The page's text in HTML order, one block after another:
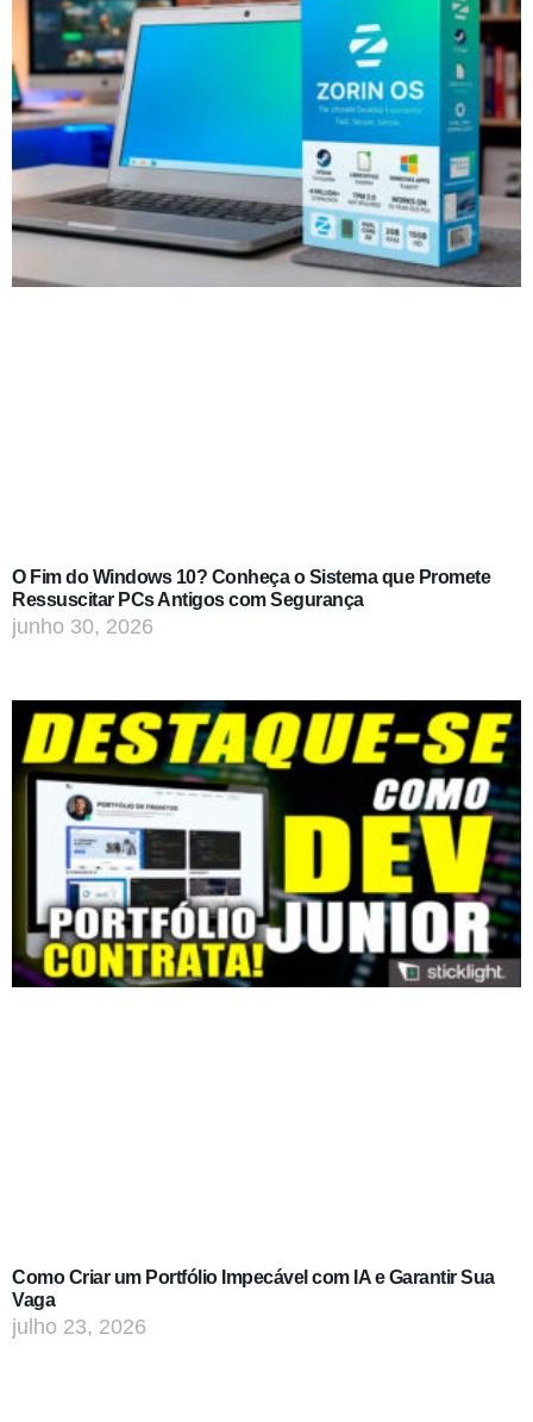
O Fim do Windows 10? Conheça o Sistema que Promete
Ressuscitar PCs Antigos com Segurança
junho 30, 2026
Como Criar um Portfólio Impecável com IA e Garantir Sua
Vaga
julho 23, 2026